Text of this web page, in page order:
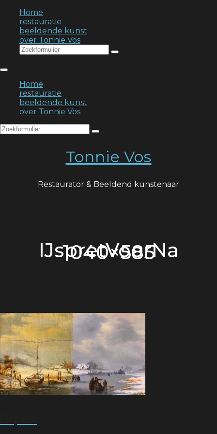
Home
restauratie
beeldende kunst
over Tonnie Vos
Search
Home
restauratie
beeldende kunst
over Tonnie Vos
Search
Tonnie Vos
Restaurator & Beeldend kunstenaar
IJspretVoorNa
1040×585